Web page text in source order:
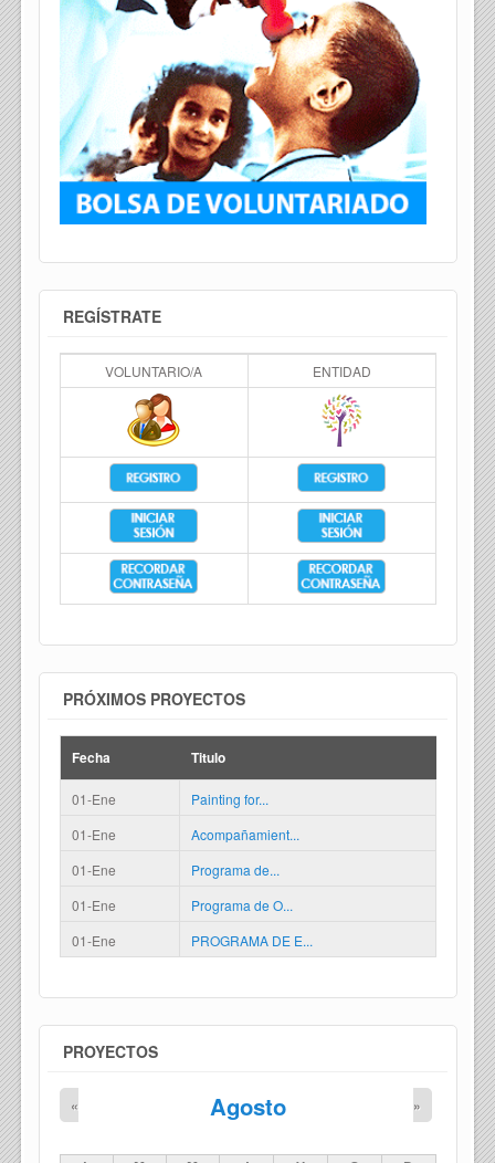
REGÍSTRATE
VOLUNTARIO/A ENTIDAD
PRÓXIMOS PROYECTOS
Fecha Titulo
01-Ene
Painting for...
01-Ene
Acompañamient...
01-Ene
Programa de...
01-Ene
Programa de O...
01-Ene
PROGRAMA DE E...
PROYECTOS
Agosto
« »